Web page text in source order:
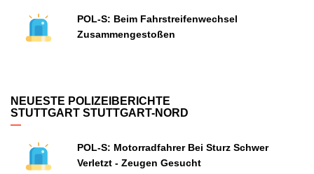
POL-S: Beim Fahrstreifenwechsel
Zusammengestoßen
NEUESTE POLIZEIBERICHTE
STUTTGART STUTTGART-NORD
POL-S: Motorradfahrer Bei Sturz Schwer
Verletzt - Zeugen Gesucht